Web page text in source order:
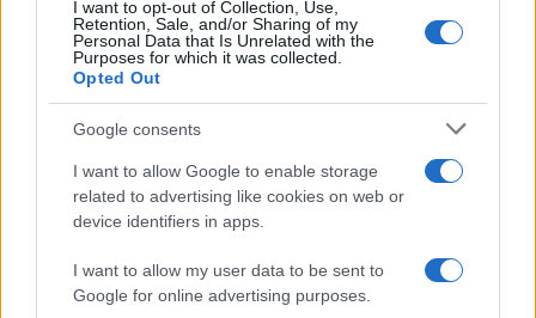
I want to opt-out of Collection, Use,
Retention, Sale, and/or Sharing of my
Personal Data that Is Unrelated with the
Purposes for which it was collected.
Opted Out
Google consents
I want to allow Google to enable storage
related to advertising like cookies on web or
device identifiers in apps.
I want to allow my user data to be sent to
Google for online advertising purposes.
Paolo Pinna
Martina Agostina Diturco